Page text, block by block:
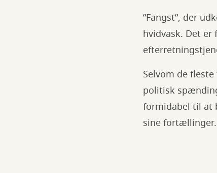
”Fangst”, der
hvidvask. Det
Selvom de
politisk
formidabel til at
sine